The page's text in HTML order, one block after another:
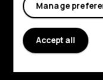
Support
FacebookInstagram
Tiktok
Manage
Accept all